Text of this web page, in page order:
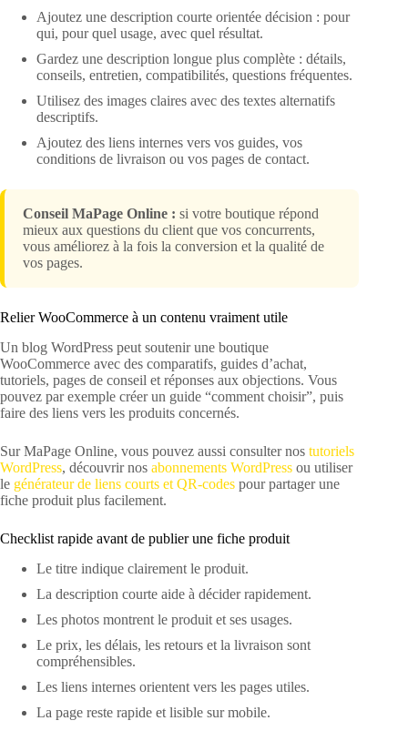
Ajoutez une description courte orientée décision : pour
qui, pour quel usage, avec quel résultat.
Gardez une description longue plus complète : détails,
conseils, entretien, compatibilités, questions fréquentes.
Utilisez des images claires avec des textes alternatifs
descriptifs.
Ajoutez des liens internes vers vos guides, vos
conditions de livraison ou vos pages de contact.
Conseil MaPage Online : si votre boutique répond
mieux aux questions du client que vos concurrents,
vous améliorez à la fois la conversion et la qualité de
vos pages.
Relier WooCommerce à un contenu vraiment utile
Un blog WordPress peut soutenir une boutique
WooCommerce avec des comparatifs, guides d’achat,
tutoriels, pages de conseil et réponses aux objections. Vous
pouvez par exemple créer un guide “comment choisir”, puis
faire des liens vers les produits concernés.
Sur MaPage Online, vous pouvez aussi consulter nos tutoriels
WordPress, découvrir nos abonnements WordPress ou utiliser
le générateur de liens courts et QR-codes pour partager une
fiche produit plus facilement.
Checklist rapide avant de publier une fiche produit
Le titre indique clairement le produit.
La description courte aide à décider rapidement.
Les photos montrent le produit et ses usages.
Le prix, les délais, les retours et la livraison sont
compréhensibles.
Les liens internes orientent vers les pages utiles.
La page reste rapide et lisible sur mobile.